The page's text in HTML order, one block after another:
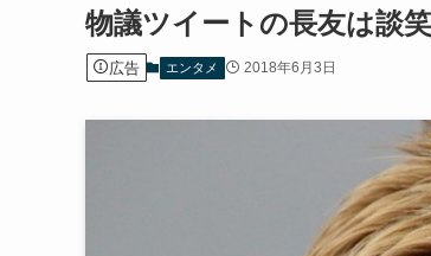
物議ツイートの長友は談
広告 エンタメ 2018年6月3日